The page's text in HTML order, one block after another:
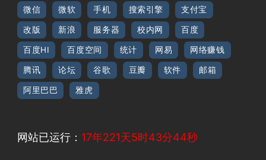
微信 微软 手机 搜索引擎 支付宝
改版 新浪 服务器 校内网 百度
百度HI 百度空间 统计 网易 网络赚钱
腾讯 论坛 谷歌 豆瓣 软件 邮箱
阿里巴巴 雅虎
网站已运行： 17年221天5时43分44秒